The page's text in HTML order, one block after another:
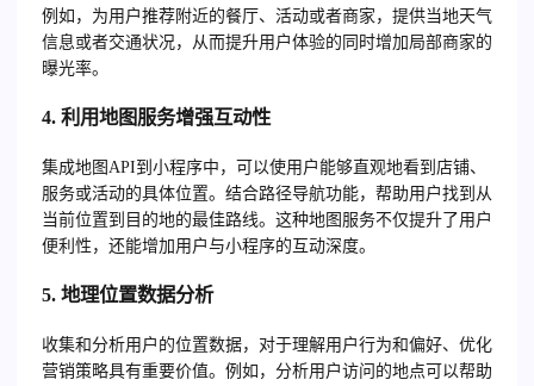
例如，为用户推荐附近的餐厅、活动或者商家，提供当地天气
信息或者交通状况，从而提升用户体验的同时增加局部商家的
曝光率。
4. 利用地图服务增强互动性
集成地图API到小程序中，可以使用户能够直观地看到店铺、
服务或活动的具体位置。结合路径导航功能，帮助用户找到从
当前位置到目的地的最佳路线。这种地图服务不仅提升了用户
便利性，还能增加用户与小程序的互动深度。
5. 地理位置数据分析
收集和分析用户的位置数据，对于理解用户行为和偏好、优化
营销策略具有重要价值。例如，分析用户访问的地点可以帮助